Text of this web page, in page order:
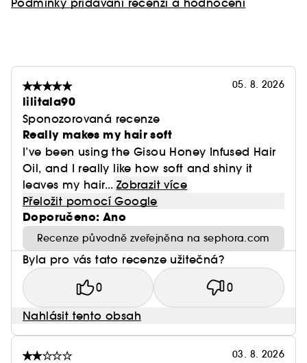
Podmínky přidávání recenzí a hodnocení
05. 8. 2026
lilitala90
Sponozorovaná recenze
Really makes my hair soft
I’ve been using the Gisou Honey Infused Hair
Oil, and I really like how soft and shiny it
leaves my hair... Zobrazit více
Přeložit pomocí Google
Doporučeno: Ano
Recenze původně zveřejněna na sephora.com
Byla pro vás tato recenze užitečná?
0 0
Nahlásit tento obsah
03. 8. 2026